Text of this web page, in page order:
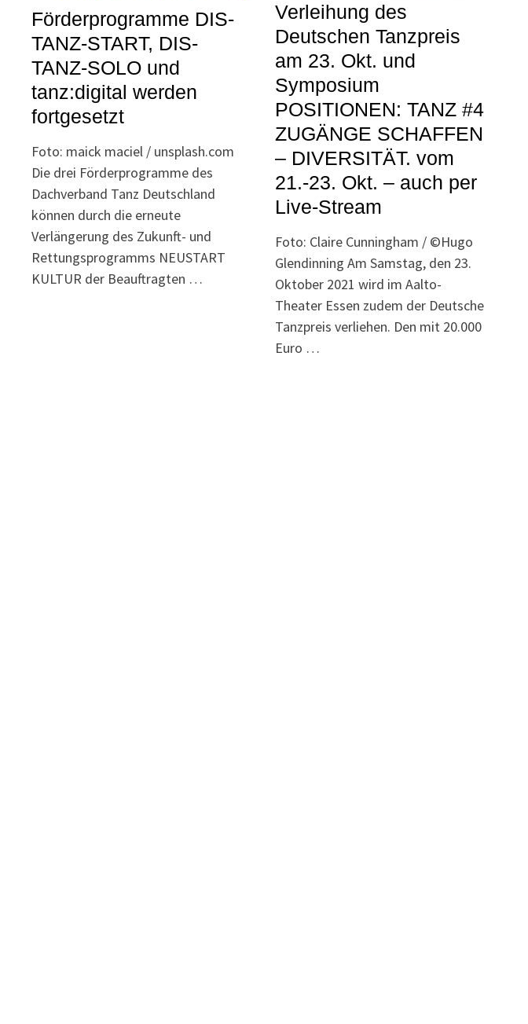
Förderprogramme DIS-
TANZ-START, DIS-
TANZ-SOLO und
tanz:digital werden
fortgesetzt
Foto: maick maciel / unsplash.com
Die drei Förderprogramme des
Dachverband Tanz Deutschland
können durch die erneute
Verlängerung des Zukunft- und
Rettungsprogramms NEUSTART
KULTUR der Beauftragten …
Verleihung des
Deutschen Tanzpreis
am 23. Okt. und
Symposium
POSITIONEN: TANZ #4
ZUGÄNGE SCHAFFEN
– DIVERSITÄT. vom
21.-23. Okt. – auch per
Live-Stream
Foto: Claire Cunningham / ©Hugo
Glendinning Am Samstag, den 23.
Oktober 2021 wird im Aalto-
Theater Essen zudem der Deutsche
Tanzpreis verliehen. Den mit 20.000
Euro …